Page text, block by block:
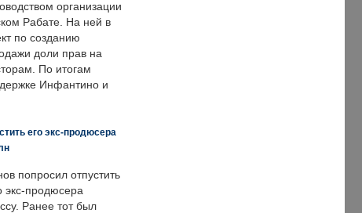
организации
Рабате. На ней в
по созданию
доли прав на
По итогам
Инфантино и
его экс-продюсера
попросил отпустить
экс-продюсера
Ранее тот был